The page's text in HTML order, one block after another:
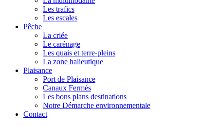
Les trafics
Les escales
Pêche
La criée
Le carénage
Les quais et terre-pleins
La zone halieutique
Plaisance
Port de Plaisance
Canaux Fermés
Les bons plans destinations
Notre Démarche environnementale
Contact